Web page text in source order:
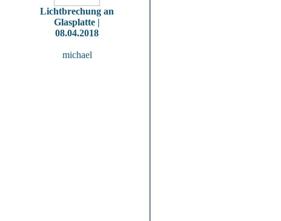
Lichtbrechung an
Glasplatte |
08.04.2018
michael